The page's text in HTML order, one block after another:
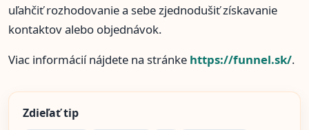
uľahčiť rozhodovanie a sebe zjednodušiť získavanie
kontaktov alebo objednávok.
Viac informácií nájdete na stránke https://funnel.sk/.
Zdieľať tip